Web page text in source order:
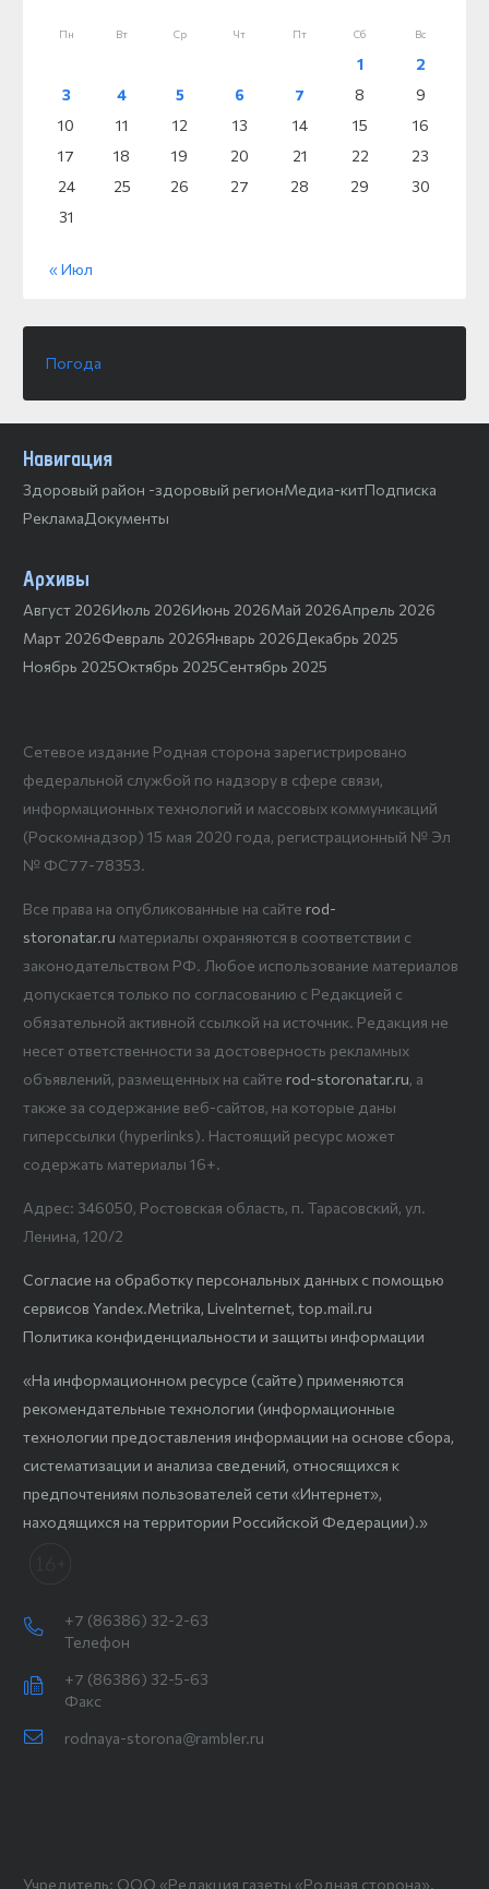
Пн Вт Ср Чт Пт Сб Вс
1
2
3
4 5 6 7 8
9
10
11 12 13 14 15
16
17
18 19 20 21 22
23
24
25 26 27 28 29
30
31
« Июл
Погода
Навигация
Здоровый район -здоровый регионМедиа-китПодписка
РекламаДокументы
Архивы
Август 2026Июль 2026Июнь 2026Май 2026Апрель 2026
Март 2026Февраль 2026Январь 2026Декабрь 2025
Ноябрь 2025Октябрь 2025Сентябрь 2025
Сетевое издание Родная сторона зарегистрировано
федеральной службой по надзору в сфере связи,
информационных технологий и массовых коммуникаций
(Роскомнадзор) 15 мая 2020 года, регистрационный № Эл
№ ФС77-78353.
Все права на опубликованные на сайте rod-
storonatar.ru материалы охраняются в соответствии с
законодательством РФ. Любое использование материалов
допускается только по согласованию с Редакцией с
обязательной активной ссылкой на источник. Редакция не
несет ответственности за достоверность рекламных
объявлений, размещенных на сайте rod-storonatar.ru, а
также за содержание веб-сайтов, на которые даны
гиперссылки (hyperlinks). Настоящий ресурс может
содержать материалы 16+.
Адрес: 346050, Ростовская область, п. Тарасовский, ул.
Ленина, 120/2
Согласие на обработку персональных данных с помощью
сервисов Yandex.Metrika, LiveInternet, top.mail.ru
Политика конфиденциальности и защиты информации
«На информационном ресурсе (сайте) применяются
рекомендательные технологии (информационные
технологии предоставления информации на основе сбора,
систематизации и анализа сведений, относящихся к
предпочтениям пользователей сети «Интернет»,
находящихся на территории Российской Федерации).»
+7 (86386) 32-2-63
Телефон
+7 (86386) 32-5-63
Факс
rodnaya-storona@rambler.ru
Учредитель: ООО «Редакция газеты «Родная сторона».